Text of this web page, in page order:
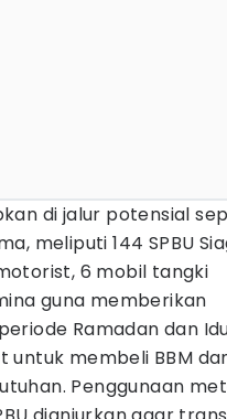
di jalur potensial
meliputi 144 SPBU
6 mobil tangki
guna memberikan
Ramadan dan
membeli BBM
Penggunaan